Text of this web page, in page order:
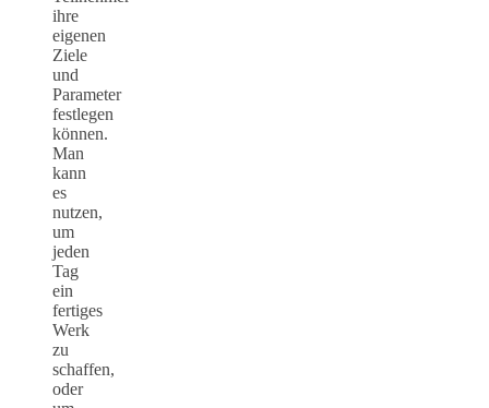
ihre
eigenen
Ziele
und
Parameter
festlegen
können.
Man
kann
es
nutzen,
um
jeden
Tag
ein
fertiges
Werk
zu
schaffen,
oder